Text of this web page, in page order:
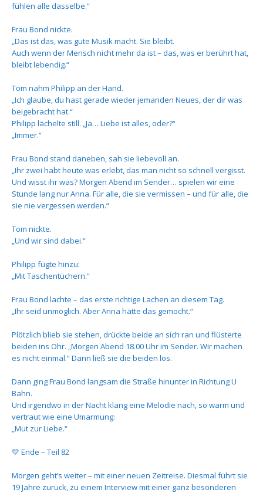
fühlen alle dasselbe.“
Frau Bond nickte.
„Das ist das, was gute Musik macht. Sie bleibt.
Auch wenn der Mensch nicht mehr da ist – das, was er berührt hat,
bleibt lebendig.“
Tom nahm Philipp an der Hand.
„Ich glaube, du hast gerade wieder jemanden Neues, der dir was
beigebracht hat.“
Philipp lächelte still. „Ja… Liebe ist alles, oder?“
„Immer.“
Frau Bond stand daneben, sah sie liebevoll an.
„Ihr zwei habt heute was erlebt, das man nicht so schnell vergisst.
Und wisst ihr was? Morgen Abend im Sender… spielen wir eine
Stunde lang nur Anna. Für alle, die sie vermissen – und für alle, die
sie nie vergessen werden.“
Tom nickte.
„Und wir sind dabei.“
Philipp fügte hinzu:
„Mit Taschentüchern.“
Frau Bond lachte – das erste richtige Lachen an diesem Tag.
„Ihr seid unmöglich. Aber Anna hätte das gemocht.“
Plötzlich blieb sie stehen, drückte beide an sich ran und flüsterte
beiden ins Ohr. „Morgen Abend 18.00 Uhr im Sender. Wir machen
es nicht einmal.“ Dann ließ sie die beiden los.
Dann ging Frau Bond langsam die Straße hinunter in Richtung U
Bahn.
Und irgendwo in der Nacht klang eine Melodie nach, so warm und
vertraut wie eine Umarmung:
„Mut zur Liebe.“
💛 Ende – Teil 82
Morgen geht’s weiter – mit einer neuen Zeitreise. Diesmal führt sie
19 Jahre zurück, zu einem Interview mit einer ganz besonderen